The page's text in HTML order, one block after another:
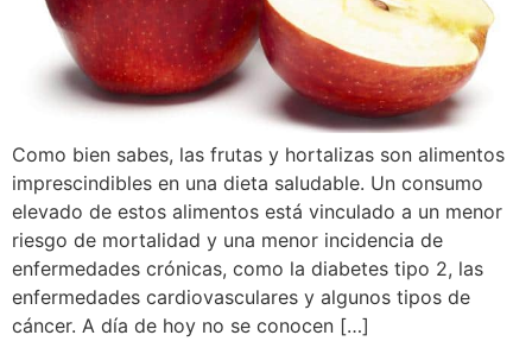
Como bien sabes, las frutas y hortalizas son alimentos
imprescindibles en una dieta saludable. Un consumo
elevado de estos alimentos está vinculado a un menor
riesgo de mortalidad y una menor incidencia de
enfermedades crónicas, como la diabetes tipo 2, las
enfermedades cardiovasculares y algunos tipos de
cáncer. A día de hoy no se conocen […]